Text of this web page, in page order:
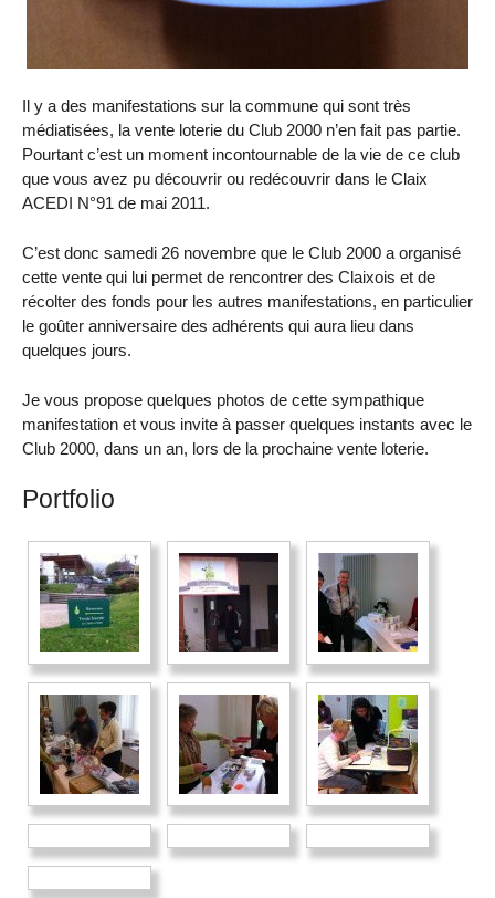
Il y a des manifestations sur la commune qui sont très
médiatisées, la vente loterie du Club 2000 n’en fait pas partie.
Pourtant c’est un moment incontournable de la vie de ce club
que vous avez pu découvrir ou redécouvrir dans le Claix
ACEDI N°91 de mai 2011.
C’est donc samedi 26 novembre que le Club 2000 a organisé
cette vente qui lui permet de rencontrer des Claixois et de
récolter des fonds pour les autres manifestations, en particulier
le goûter anniversaire des adhérents qui aura lieu dans
quelques jours.
Je vous propose quelques photos de cette sympathique
manifestation et vous invite à passer quelques instants avec le
Club 2000, dans un an, lors de la prochaine vente loterie.
Portfolio